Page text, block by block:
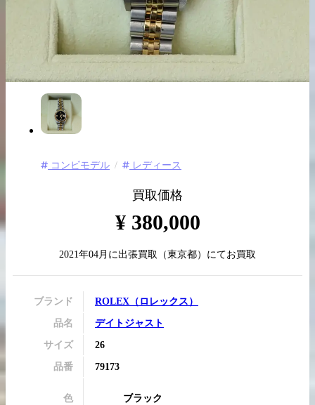
LINE査定
コンビモデル レディース
買取価格
¥ 380,000
2021年04月 に出張買取 （東京都）にてお買取
ブランド ROLEX （ ロレックス ）
品名 デイトジャスト
サイズ 26
品番 79173
色 ブラック